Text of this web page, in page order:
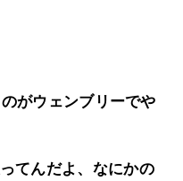
がウェンブリーでや
てんだよ、なにかの